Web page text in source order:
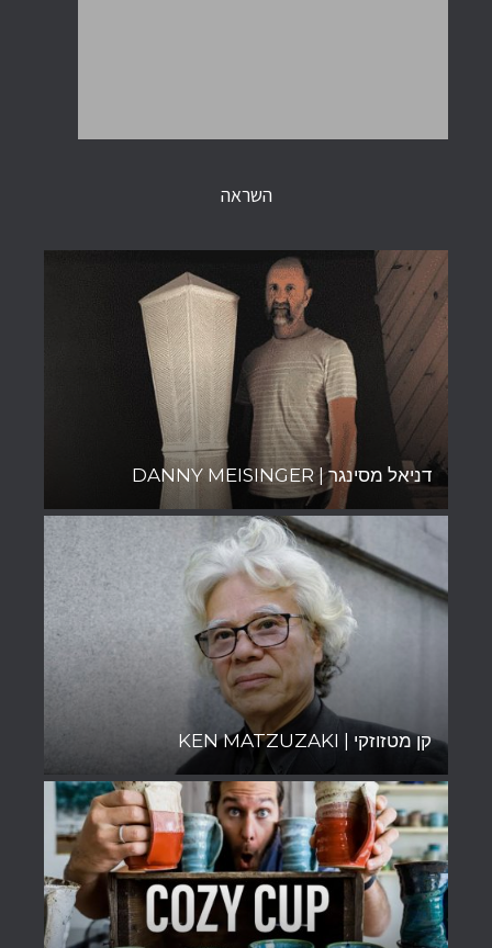
השראה
דניאל מסינגר | DANNY MEISINGER
קן מטזוזקי | KEN MATZUZAKI